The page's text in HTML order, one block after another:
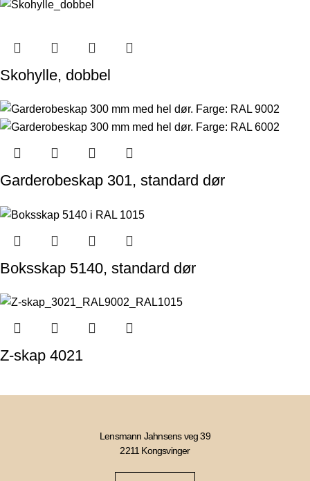
Skohylle, dobbel
Garderobeskap 301, standard dør
Boksskap 5140, standard dør
Z-skap 4021
Lensmann Jahnsens veg 39
2211 Kongsvinger